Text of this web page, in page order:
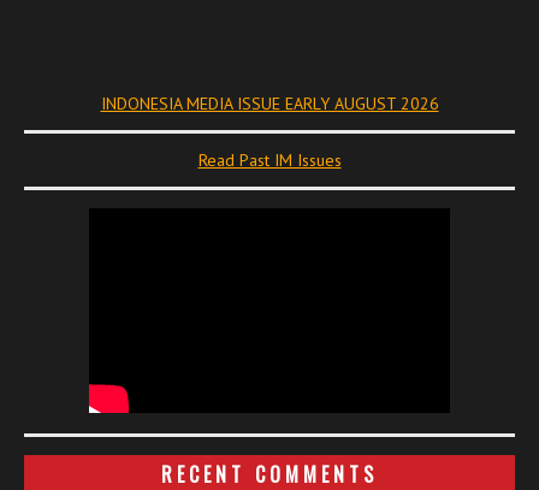
INDONESIA MEDIA ISSUE EARLY AUGUST 2026
Read Past IM Issues
RECENT COMMENTS